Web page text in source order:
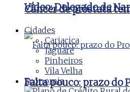
Vídeo: Delegado de
Falta pouco: prazo do
Câncer de próstata
Cidades
Cariacica
Jaguaré
Pinheiros
Vila Velha
Economia